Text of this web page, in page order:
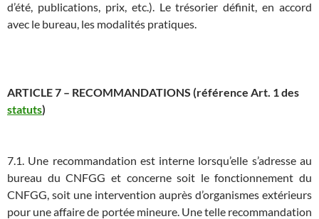
d’été, publications, prix, etc.). Le trésorier définit, en accord
avec le bureau, les modalités pratiques.
ARTICLE 7 – RECOMMANDATIONS (référence Art. 1 des
statuts)
7.1. Une recommandation est interne lorsqu’elle s’adresse au
bureau du CNFGG et concerne soit le fonctionnement du
CNFGG, soit une intervention auprès d’organismes extérieurs
pour une affaire de portée mineure. Une telle recommandation